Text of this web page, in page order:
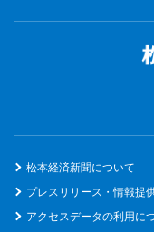
松本経済新聞について
プレスリリース・情報提
アクセスデータの利用に